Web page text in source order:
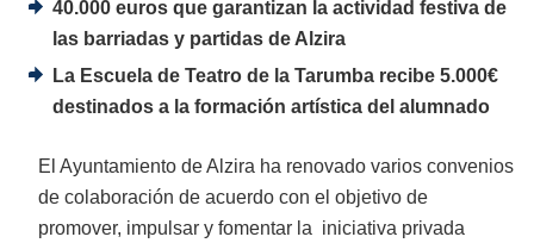
40.000 euros que garantizan la actividad festiva de
las barriadas y partidas de Alzira
La Escuela de Teatro de la Tarumba recibe 5.000€
destinados a la formación artística del alumnado
El Ayuntamiento de Alzira ha renovado varios convenios
de colaboración de acuerdo con el objetivo de
promover, impulsar y fomentar la iniciativa privada